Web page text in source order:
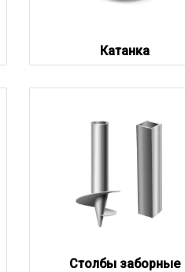
Катанка
Столбы заборные